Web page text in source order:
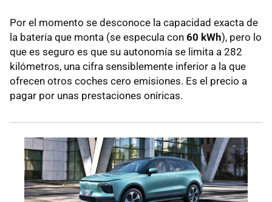
Por el momento se desconoce la capacidad exacta de
la batería que monta (se especula con 60 kWh), pero lo
que es seguro es que su autonomía se limita a 282
kilómetros, una cifra sensiblemente inferior a la que
ofrecen otros coches cero emisiones. Es el precio a
pagar por unas prestaciones oníricas.